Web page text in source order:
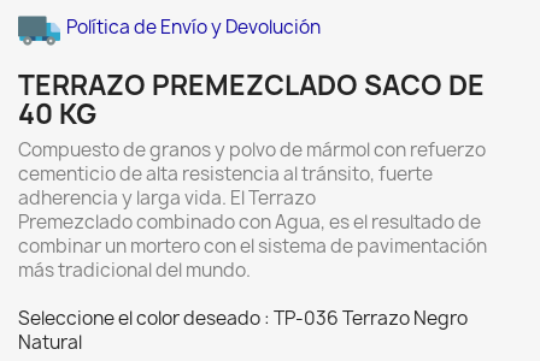
Política de Envío y Devolución
TERRAZO PREMEZCLADO SACO DE
40 KG
Compuesto de granos y polvo de mármol con refuerzo
cementicio de alta resistencia al tránsito, fuerte
adherencia y larga vida. El Terrazo
Premezclado combinado con Agua, es el resultado de
combinar un mortero con el sistema de pavimentación
más tradicional del mundo.
Seleccione el color deseado : TP-036 Terrazo Negro
Natural